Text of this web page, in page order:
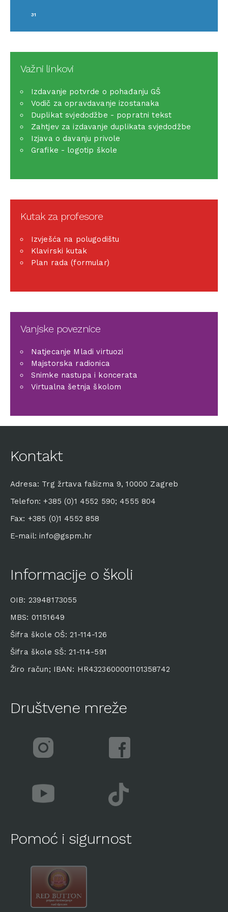
31
Važni linkovi
Izdavanje potvrde o pohađanju GŠ
Vodič za opravdavanje izostanaka
Duplikat svjedodžbe - popratni tekst
Zahtjev za izdavanje duplikata svjedodžbe
Izjava o davanju privole
Grafike - logotip škole
Kutak za profesore
Izvješća na polugodištu
Klavirski kutak
Plan rada (formular)
Vanjske poveznice
Natjecanje Mladi virtuozi
Majstorska radionica
Snimke nastupa i koncerata
Virtualna šetnja školom
Kontakt
Adresa: Trg žrtava fašizma 9, 10000 Zagreb
Telefon: +385 (0)1 4552 590; 4555 804
Fax: +385 (0)1 4552 858
E-mail: info@gspm.hr
Informacije o školi
OIB: 23948173055
MBS: 01151649
Šifra škole OŠ: 21-114-126
Šifra škole SŠ: 21-114-591
Žiro račun; IBAN: HR4323600001101358742
Društvene mreže
Pomoć i sigurnost